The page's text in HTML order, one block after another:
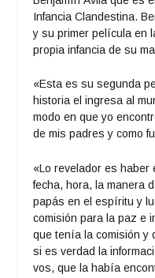
Infancia Clandestina.
y su primer película en
propia infancia de su
«Esta es su segunda
historia el ingresa al
modo en que yo
de mis padres y como
«Lo revelador es haber
fecha, hora, la manera
papás en el espíritu y
comisión para la paz e
que tenía la comisión y
si es verdad la
vos, que la había